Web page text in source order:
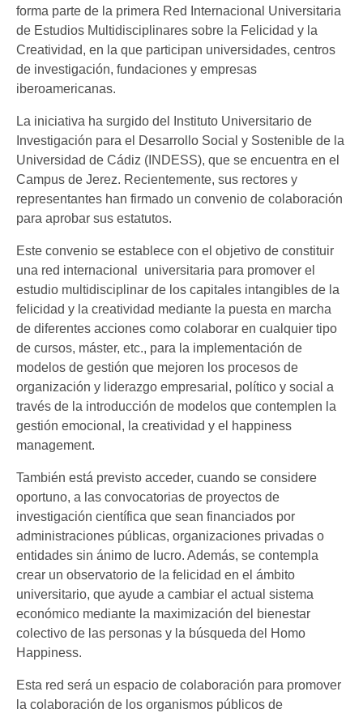
forma parte de la primera Red Internacional Universitaria
de Estudios Multidisciplinares sobre la Felicidad y la
Creatividad, en la que participan universidades, centros
de investigación, fundaciones y empresas
iberoamericanas.
La iniciativa ha surgido del Instituto Universitario de
Investigación para el Desarrollo Social y Sostenible de la
Universidad de Cádiz (INDESS), que se encuentra en el
Campus de Jerez. Recientemente, sus rectores y
representantes han firmado un convenio de colaboración
para aprobar sus estatutos.
Este convenio se establece con el objetivo de constituir
una red internacional universitaria para promover el
estudio multidisciplinar de los capitales intangibles de la
felicidad y la creatividad mediante la puesta en marcha
de diferentes acciones como colaborar en cualquier tipo
de cursos, máster, etc., para la implementación de
modelos de gestión que mejoren los procesos de
organización y liderazgo empresarial, político y social a
través de la introducción de modelos que contemplen la
gestión emocional, la creatividad y el happiness
management.
También está previsto acceder, cuando se considere
oportuno, a las convocatorias de proyectos de
investigación científica que sean financiados por
administraciones públicas, organizaciones privadas o
entidades sin ánimo de lucro. Además, se contempla
crear un observatorio de la felicidad en el ámbito
universitario, que ayude a cambiar el actual sistema
económico mediante la maximización del bienestar
colectivo de las personas y la búsqueda del Homo
Happiness.
Esta red será un espacio de colaboración para promover
la colaboración de los organismos públicos de